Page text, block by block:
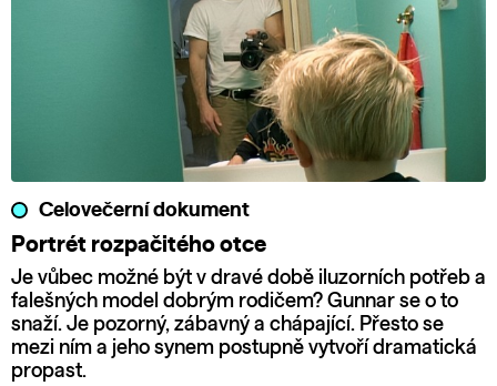
Celovečerní dokument
Portrét rozpačitého otce
Je vůbec možné být v dravé době iluzorních potřeb a
falešných model dobrým rodičem? Gunnar se o to
snaží. Je pozorný, zábavný a chápající. Přesto se
mezi ním a jeho synem postupně vytvoří dramatická
propast.